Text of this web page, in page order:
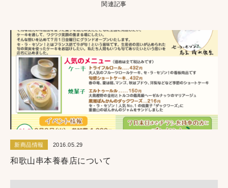
関連記事
新商品情報 2016.05.29
和歌山串本養春店について